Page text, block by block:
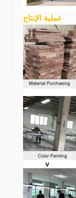
عملية الإنتاج